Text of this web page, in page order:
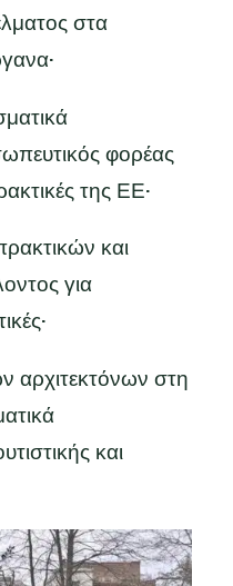
στα
φορέας
της ΕΕ·
και
για
αρχιτεκτόνων στη
και